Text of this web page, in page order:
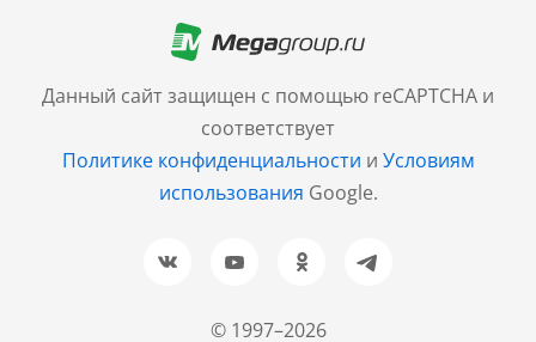
© 1997–2026
Данный сайт защищен с помощью reCAPTCHA и
соответствует
Политике конфиденциальности и Условиям
использования Google.
+7 (499) 705-30-10
Санкт-Петербург
+7 (812) 600-77-33
Барнаул
+7 (961) 999-93-93
Новосибирск